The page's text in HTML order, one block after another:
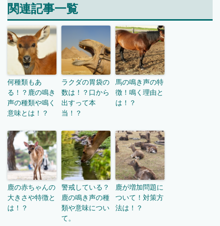
関連記事一覧
何種類もあ
る！？鹿の鳴き
声の種類や鳴く
意味とは！？
ラクダの胃袋の
数は！？口から
出すって本
当！？
馬の鳴き声の特
徴！鳴く理由と
は！？
鹿の赤ちゃんの
大きさや特徴と
は！？
警戒している？
鹿の鳴き声の種
類や意味につい
て。
鹿が増加問題に
ついて！対策方
法は！？